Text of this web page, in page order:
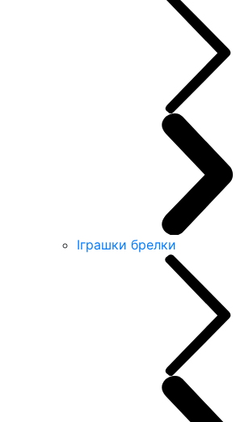
Іграшки брелки